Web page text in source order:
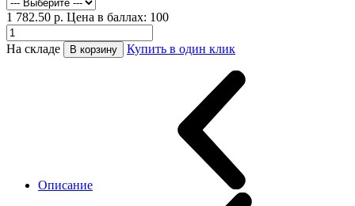
1 782.50 р. Цена в баллах: 100
На складе В корзину Купить в один клик
Описание